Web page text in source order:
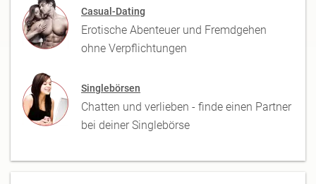
Casual-Dating
Erotische Abenteuer und Fremdgehen
ohne Verpflichtungen
Singlebörsen
Chatten und verlieben - finde einen Partner
bei deiner Singlebörse